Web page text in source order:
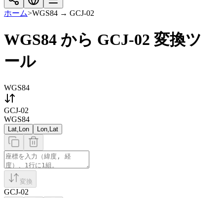
ホーム>WGS84 → GCJ-02
WGS84 から GCJ-02 変換ツ
ール
WGS84
GCJ-02
WGS84
Lat,Lon Lon,Lat
変換
GCJ-02